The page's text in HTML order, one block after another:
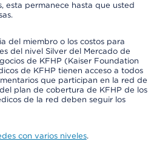
esta permanece hasta que usted
del miembro o los costos para
del nivel Silver del Mercado de
de KFHP (Kaiser Foundation
de KFHP tienen acceso a todos
que participan en la red de
plan de cobertura de KFHP de los
de la red deben seguir los
con varios niveles.